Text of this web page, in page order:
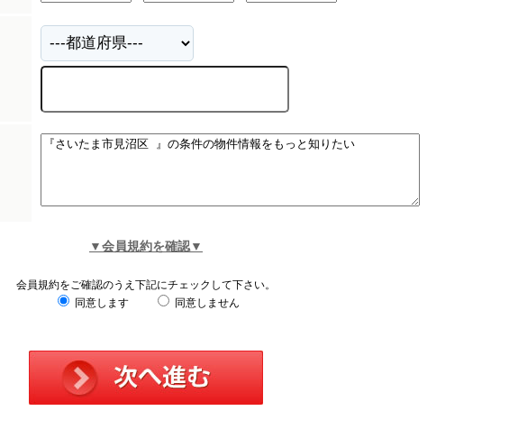
▼会員規約を確認▼
会員規約をご確認のうえ下記にチェックして下さい。
同意します
同意しません